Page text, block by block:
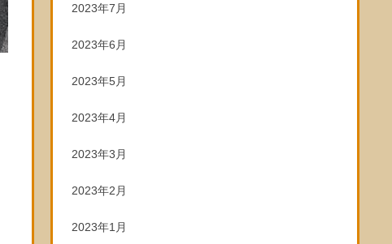
2023年7月
2023年6月
2023年5月
2023年4月
2023年3月
2023年2月
2023年1月